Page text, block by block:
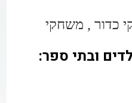
כדור , משחקי
ובתי ספר: